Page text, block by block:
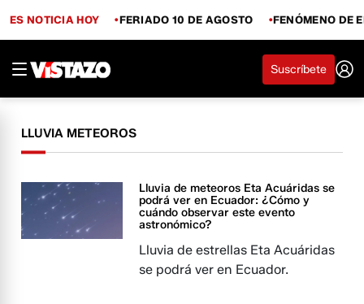
ES NOTICIA HOY FERIADO 10 DE AGOSTO FENÓMENO DE
Suscríbete
LLUVIA METEOROS
Lluvia de meteoros Eta Acuáridas se
podrá ver en Ecuador: ¿Cómo y
cuándo observar este evento
astronómico?
Lluvia de estrellas Eta Acuáridas
se podrá ver en Ecuador.